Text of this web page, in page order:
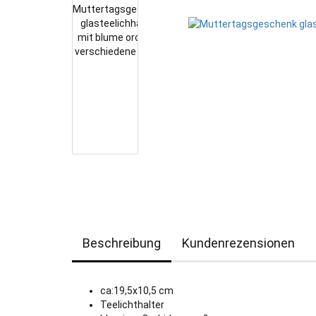
Beschreibung Kundenrezensionen
ca:19,5x10,5 cm
Teelichthalter